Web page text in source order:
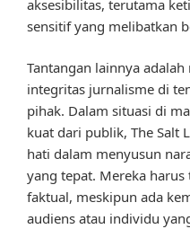
aksesibilitas, terutama
sensitif yang melibatkan
Tantangan lainnya
integritas jurnalisme di
pihak. Dalam situasi di
kuat dari publik, The Salt
hati dalam menyusun
yang tepat. Mereka
faktual, meskipun ada
audiens atau individu